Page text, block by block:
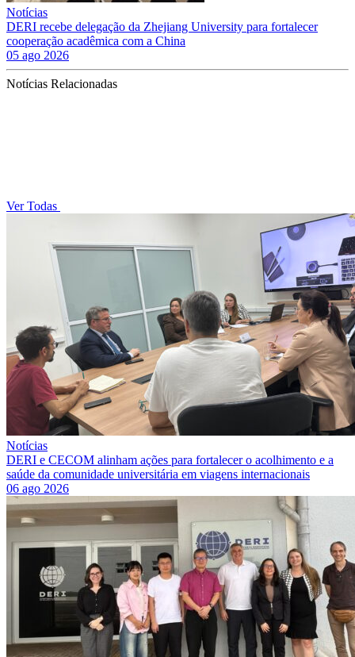
Notícias
DERI recebe delegação da Zhejiang University para fortalecer
cooperação acadêmica com a China
05 ago 2026
Notícias Relacionadas
Ver Todas
Notícias
DERI e CECOM alinham ações para fortalecer o acolhimento e a
saúde da comunidade universitária em viagens internacionais
06 ago 2026